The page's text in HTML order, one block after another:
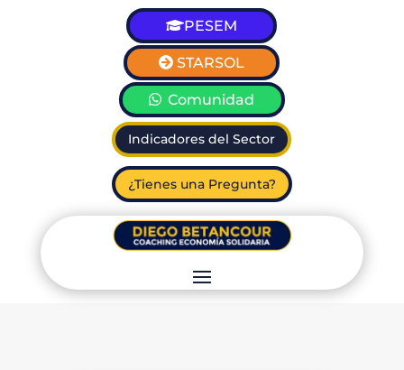
PESEM
STARSOL
Comunidad
Indicadores del Sector
¿Tienes una Pregunta?